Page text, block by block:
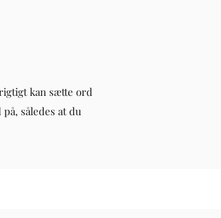
kan sætte ord
således at du